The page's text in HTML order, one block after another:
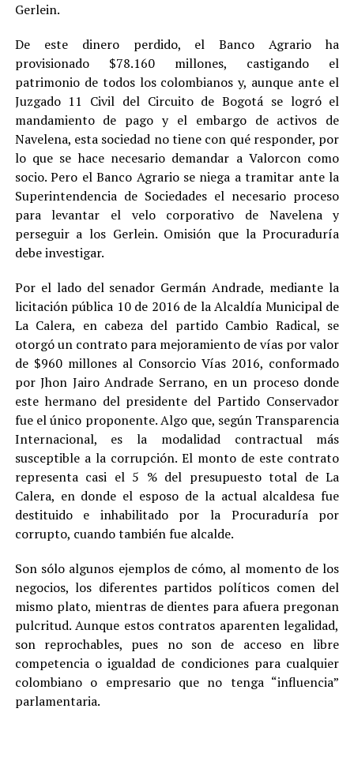
Gerlein.
De este dinero perdido, el Banco Agrario ha
provisionado $78.160 millones, castigando el
patrimonio de todos los colombianos y, aunque ante el
Juzgado 11 Civil del Circuito de Bogotá se logró el
mandamiento de pago y el embargo de activos de
Navelena, esta sociedad no tiene con qué responder, por
lo que se hace necesario demandar a Valorcon como
socio. Pero el Banco Agrario se niega a tramitar ante la
Superintendencia de Sociedades el necesario proceso
para levantar el velo corporativo de Navelena y
perseguir a los Gerlein. Omisión que la Procuraduría
debe investigar.
Por el lado del senador Germán Andrade, mediante la
licitación pública 10 de 2016 de la Alcaldía Municipal de
La Calera, en cabeza del partido Cambio Radical, se
otorgó un contrato para mejoramiento de vías por valor
de $960 millones al Consorcio Vías 2016, conformado
por Jhon Jairo Andrade Serrano, en un proceso donde
este hermano del presidente del Partido Conservador
fue el único proponente. Algo que, según Transparencia
Internacional, es la modalidad contractual más
susceptible a la corrupción. El monto de este contrato
representa casi el 5 % del presupuesto total de La
Calera, en donde el esposo de la actual alcaldesa fue
destituido e inhabilitado por la Procuraduría por
corrupto, cuando también fue alcalde.
Son sólo algunos ejemplos de cómo, al momento de los
negocios, los diferentes partidos políticos comen del
mismo plato, mientras de dientes para afuera pregonan
pulcritud. Aunque estos contratos aparenten legalidad,
son reprochables, pues no son de acceso en libre
competencia o igualdad de condiciones para cualquier
colombiano o empresario que no tenga “influencia”
parlamentaria.